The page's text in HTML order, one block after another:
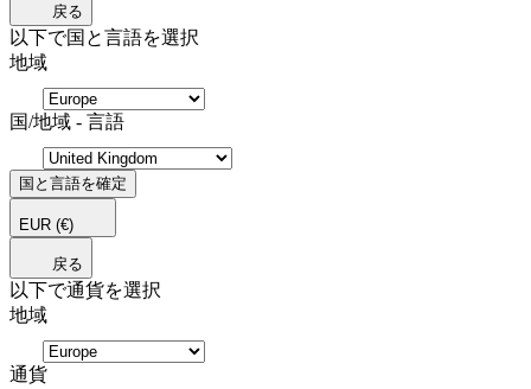
戻る
以下で国と言語を選択
地域
国/地域 - 言語
国と言語を確定
EUR (€)
戻る
以下で通貨を選択
地域
通貨